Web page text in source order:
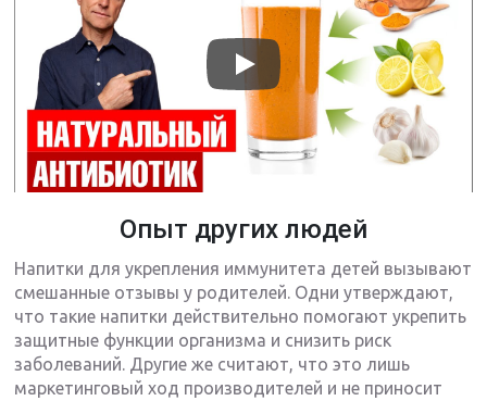
Опыт других людей
Напитки для укрепления иммунитета детей вызывают
смешанные отзывы у родителей. Одни утверждают,
что такие напитки действительно помогают укрепить
защитные функции организма и снизить риск
заболеваний. Другие же считают, что это лишь
маркетинговый ход производителей и не приносит